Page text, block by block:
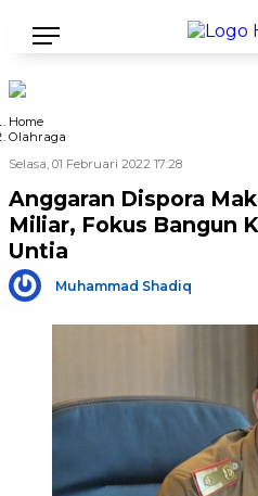
Home
Olahraga
Selasa, 01 Februari 2022 17:28
Anggaran Dispora
Miliar, Fokus Bangun
Untia
Muhammad Shadiq